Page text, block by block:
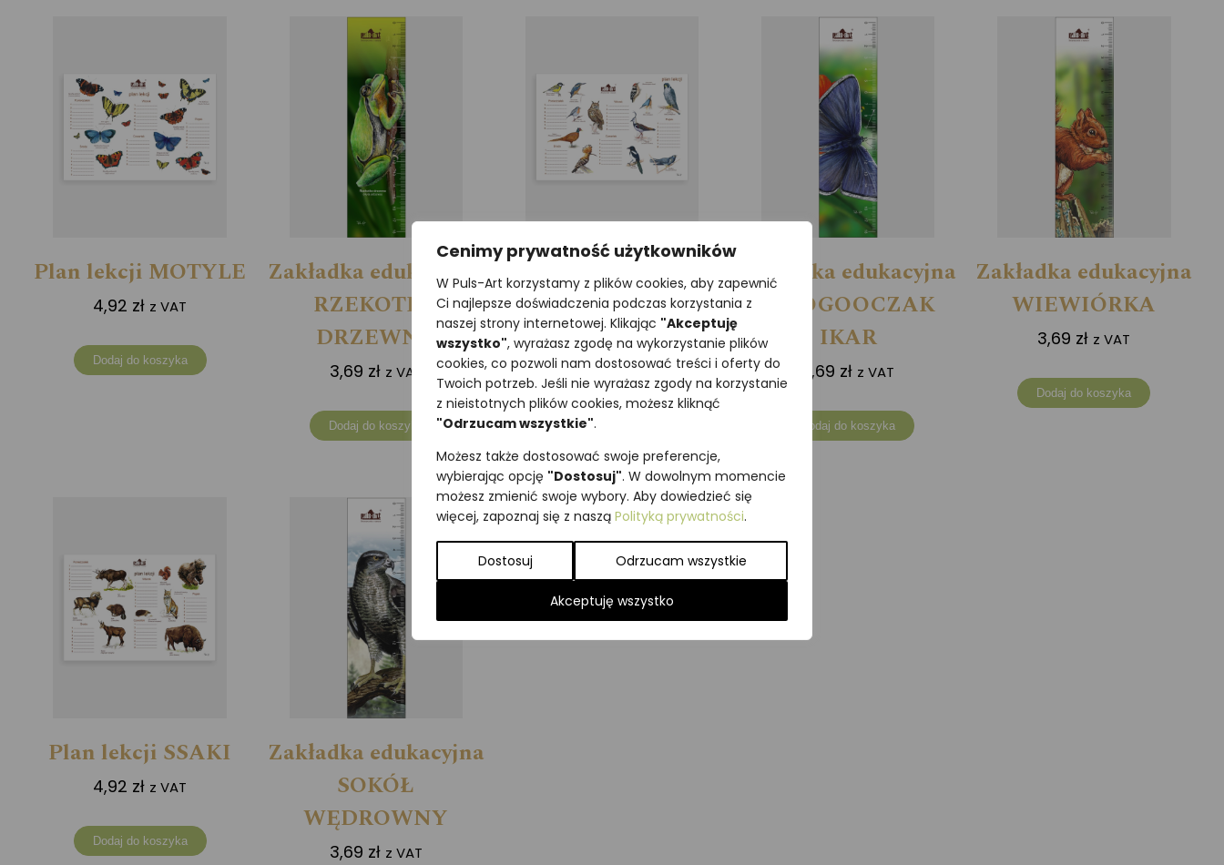
Cenimy prywatność użytkowników
W Puls-Art korzystamy z plików cookies, aby zapewnić
Ci najlepsze doświadczenia podczas korzystania z
naszej strony internetowej. Klikając "Akceptuję
wszystko", wyrażasz zgodę na wykorzystanie plików
cookies, co pozwoli nam dostosować treści i oferty do
Twoich potrzeb. Jeśli nie wyrażasz zgody na korzystanie
z nieistotnych plików cookies, możesz kliknąć
"Odrzucam wszystkie".
Możesz także dostosować swoje preferencje,
wybierając opcję "Dostosuj". W dowolnym momencie
możesz zmienić swoje wybory. Aby dowiedzieć się
więcej, zapoznaj się z naszą Polityką prywatności.
Dostosuj Odrzucam wszystkie
Akceptuję wszystko
Plan lekcji MOTYLE
4,92 zł z VAT
Dodaj do koszyka
Zakładka edukacyjna
RZEKOTKA
DRZEWNA
3,69 zł z VAT
Dodaj do koszyka
Plan lekcji PTAKI
4,92zł z VAT
Dodaj do koszyka
Zakładka edukacyjna
MNOGOOCZAK
IKAR
3,69 zł z VAT
Dodaj do koszyka
Zakładka edukacyjna
WIEWIÓRKA
3,69 zł z VAT
Dodaj do koszyka
Plan lekcji SSAKI
4,92 zł z VAT
Dodaj do koszyka
Zakładka edukacyjna
SOKÓŁ
WĘDROWNY
3,69 zł z VAT